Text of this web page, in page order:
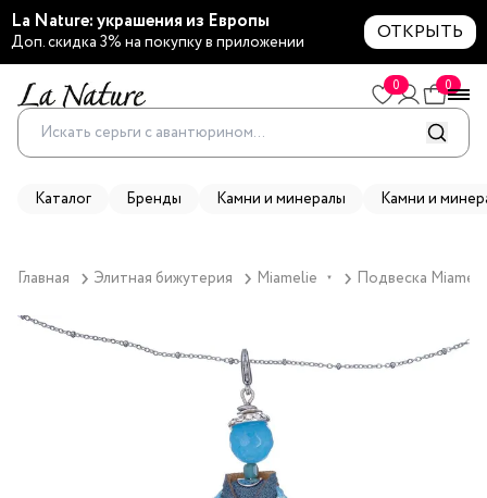
La Nature: украшения из Европы
Доп. скидка 3% на покупку в приложении ОТКРЫТЬ
0 0
Каталог Бренды Камни и минералы Камни и
Главная Элитная бижутерия Miamelie ▼ Подвеска